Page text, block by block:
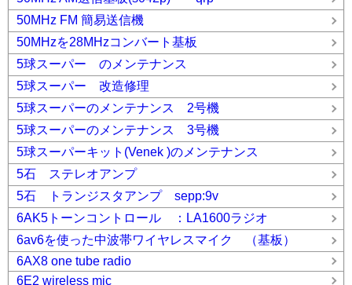
50MHz FM 簡易送信機
50MHzを28MHzコンバート基板
5球スーパー のメンテナンス
5球スーパー 改造修理
5球スーパーのメンテナンス 2号機
5球スーパーのメンテナンス 3号機
5球スーパーキット(Venek )のメンテナンス
5石 ステレオアンプ
5石 トランジスタアンプ sepp:9v
6AK5トーンコントロール ：LA1600ラジオ
6av6を使った中波帯ワイヤレスマイク （基板）
6AX8 one tube radio
6E2 wireless mic